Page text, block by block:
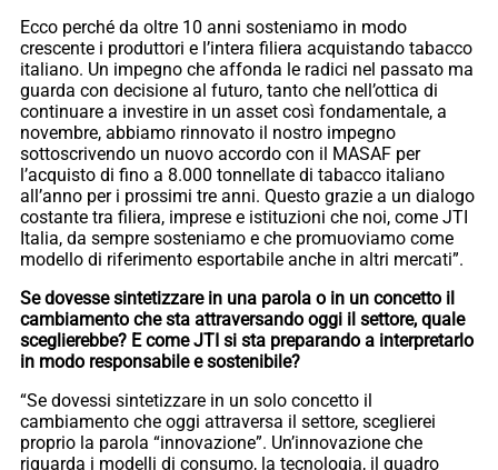
Ecco perché da oltre 10 anni sosteniamo in modo
crescente i produttori e l’intera filiera acquistando tabacco
italiano. Un impegno che affonda le radici nel passato ma
guarda con decisione al futuro, tanto che nell’ottica di
continuare a investire in un asset così fondamentale, a
novembre, abbiamo rinnovato il nostro impegno
sottoscrivendo un nuovo accordo con il MASAF per
l’acquisto di fino a 8.000 tonnellate di tabacco italiano
all’anno per i prossimi tre anni. Questo grazie a un dialogo
costante tra filiera, imprese e istituzioni che noi, come JTI
Italia, da sempre sosteniamo e che promuoviamo come
modello di riferimento esportabile anche in altri mercati”.
Se dovesse sintetizzare in una parola o in un concetto il
cambiamento che sta attraversando oggi il settore, quale
sceglierebbe? E come JTI si sta preparando a interpretarlo
in modo responsabile e sostenibile?
“Se dovessi sintetizzare in un solo concetto il
cambiamento che oggi attraversa il settore, sceglierei
proprio la parola “innovazione”. Un’innovazione che
riguarda i modelli di consumo, la tecnologia, il quadro